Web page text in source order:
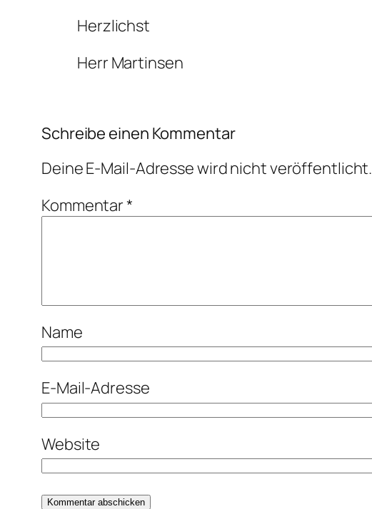
Herzlichst
Herr Martinsen
Schreibe einen Kommentar
Deine E-Mail-Adresse wird nicht veröffentlicht.
Kommentar*
Name
E-Mail-Adresse
Website